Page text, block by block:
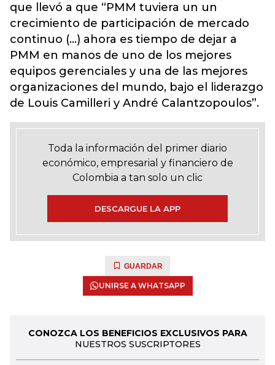
que llevó a que “PMM tuviera un un
crecimiento de participación de mercado
continuo (...) ahora es tiempo de dejar a
PMM en manos de uno de los mejores
equipos gerenciales y una de las mejores
organizaciones del mundo, bajo el liderazgo
de Louis Camilleri y André Calantzopoulos”.
Toda la información del primer diario
económico, empresarial y financiero de
Colombia a tan solo un clic
DESCARGUE LA APP
GUARDAR
UNIRSE A WHATSAPP
CONOZCA LOS BENEFICIOS EXCLUSIVOS PARA
NUESTROS SUSCRIPTORES